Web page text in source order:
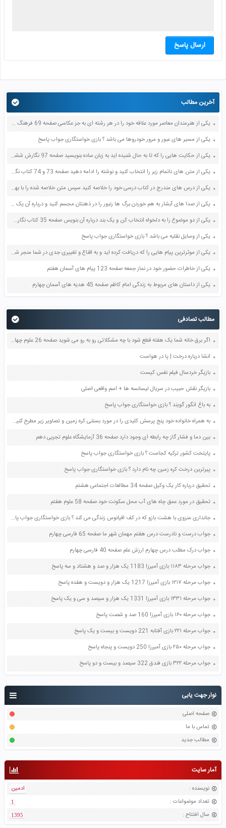
نوار جهت یابی
صفحه اصلی
تماس با ما
مطالب جدید
آمار سایت
نویسنده :
ادمین
تعداد موضواعات :
1
سال افتتاح :
1395
ارسال پاسخ
آخرین مطالب
یکی از هنرمندان معاصر مورد علاقه خود را در هر رشته ای به جز عکاسی صفحه 69 فرهنگ و هنر نهم
یکی از مسیر های عبور و مرور خودروها می باشد ؟ بازی خواستگاری جواب پاسخ
یکی از حکایت هایی را که تا به حال شنیده اید به زبان ساده بنویسید صفحه 97 نگارش ششم دبستان
یکی از متن های ناتمام زیر را انتخاب کنید و نوشته را ادامه دهید صفحه 73 و 74 کتاب نگارش فارسی پنجم دبستان
یکی از درس های مندرج در کتاب درسی خود را خلاصه کنید سپس متن خلاصه شده را با بهره گیری از روش های دسته بندی نمودار جدول نقشه مفهومی نشان دهید صفحه 118 نگارش یازدهم
یکی از صدا های آبشار به هم خوردن برگ ها زنبور را در ذهنتان مجسم کنید و درباره آن یک بند بنویسید صفحه 11 نگارش پنجم
یکی از دو موضوع را به دلخواه انتخاب کن و یک بند درباره آن بنویس صفحه 35 کتاب نگارش فارسی سوم
یکی از وسایل نقلیه می باشد ؟ بازی خواستگاری جواب پاسخ
یکی از موثرترین پیام هایی را که دریافت کرده اید و به اقناع و تغییری جدی در شما منجر شده است برسی کنید و علت این تاثیر گذاری قابل توجه را بنویسید صفحه 52 تفکر و سواد رسانه ای دهم
یکی از خاطرات حضور خود در نماز جمعه صفحه 123 پیام های آسمان هفتم
یکی از داستان های مربوط به زندگی امام کاظم صفحه 45 هدیه های آسمان چهارم
مطالب تصادفی
اگر برق خانه شما یک هفته قطع شود با چه مشکلاتی رو به رو می شوید صفحه 26 علوم چهارم
انشا درباره درخت | پا در هواست
بازیگر خردسال فیلم نفس کیست
بازیگر نقش حبیب در سریال لیسانسه ها + اسم واقعی اصلی
به باغ انگور گویند ؟ بازی خواستگاری جواب پاسخ
به همراه خانواده خود پنج پرسش کلیدی را در مورد بستنی کره زمین و تصاویر زیر مطرح کنید و پاسخ را در جای خالی بنویسید صفحه 25 و 26 تفکر و سواد رسانه ای دهم
بین دما و فشار گاز چه رابطه ای وجود دارد صفحه 36 آزمایشگاه علوم تجربی دهم
پایتخت کشور ترکیه کجاست ؟ بازی خواستگاری جواب پاسخ
پیرترین درخت کره زمین چه نام دارد ؟ بازی خواستگاری جواب پاسخ
تحقیق درباره کار یک وکیل صفحه 34 مطالعات اجتماعی هشتم
تحقیق در مورد عمق چاه های آب محل سکونت خود صفحه 58 علوم هفتم
جانداری منزوی با هشت بازو که در کف اقیانوس زندگی می کند ؟ بازی خواستگاری جواب پاسخ
جواب درست و نادرست درس هفتم مهمان شهر ما صفحه 65 فارسی چهارم
جواب درک مطلب درس چهارم ارزش علم صفحه 40 فارسی چهارم
جواب مرحله ۱۱۸۳ بازی آمیرزا 1183 یک هزار و صد و هشتاد و سه پاسخ
جواب مرحله ۱۲۱۷ بازی آمیرزا 1217 یک هزار و دویست و هفده پاسخ
جواب مرحله ۱۳۳۱ بازی آمیرزا 1331 یک هزار و سیصد و سی و یک پاسخ
جواب مرحله ۱۶۰ بازی آمیرزا 160 صد و شصت پاسخ
جواب مرحله ۲۲۱ بازی آفتابه 221 دویست و بیست و یک پاسخ
جواب مرحله ۲۵۰ بازی آمیرزا 250 دویست و پنجاه پاسخ
جواب مرحله ۳۲۲ بازی فندق 322 سیصد و بیست و دو پاسخ